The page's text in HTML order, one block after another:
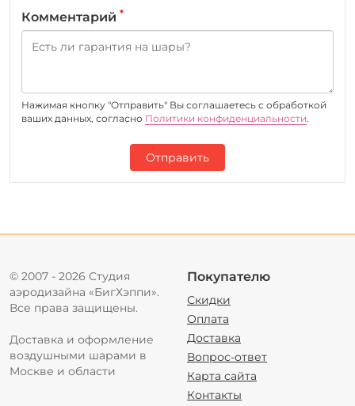
Комментарий *
Нажимая кнопку "Отправить" Вы соглашаетесь c обработкой
ваших данных, согласно Политики конфиденциальности.
Отправить
© 2007 - 2026 Студия
аэродизайна «БигХэппи».
Все права защищены.
Доставка и оформление
воздушными шарами в
Москве и области
Покупателю
Скидки
Оплата
Доставка
Вопрос-ответ
Карта сайта
Контакты